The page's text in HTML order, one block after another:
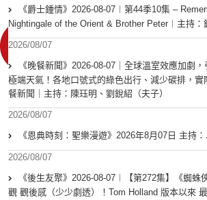
《爵士鍾情》2026-08-07︱第44季10集 –
Nightingale of the Orient & Brother Peter︱主持：
2026/08/07
《晚餐新聞》2026-08-07｜全球溫室效應加劇
極端天氣！各地口號式的綠色出行、減少碳排，實
餐新聞｜主持：陳珏明、劉銳紹（夫子）
2026/08/07
《恩典時刻：聖樂漫遊》2026年8月07日 主持
2026/08/07
《後生友聚》2026-08-07︱【第272集】《蜘蛛
觀 觀後感（少少劇透）！Tom Holland 版本以來